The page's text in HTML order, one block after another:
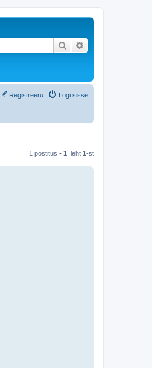
Otsi
Logi sisse
Registreeru
1 postitus • 1 . leht 1-st